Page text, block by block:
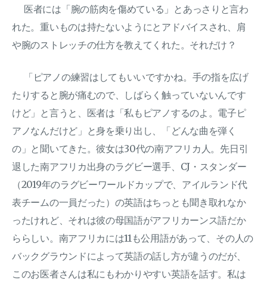
医者には「腕の筋肉を傷めている」とあっさりと言わ
れた。重いものは持たないようにとアドバイスされ、肩
や腕のストレッチの仕方を教えてくれた。それだけ？
「ピアノの練習はしてもいいですかね。手の指を広げ
たりすると腕が痛むので、しばらく触っていないんです
けど」と言うと、医者は「私もピアノするのよ。電子ピ
アノなんだけど」と身を乗り出し、「どんな曲を弾く
の」と聞いてきた。彼女は30代の南アフリカ人。先日引
退した南アフリカ出身のラグビー選手、CJ・スタンダー
（2019年のラグビーワールドカップで、アイルランド代
表チームの一員だった）の英語はちっとも聞き取れなか
ったけれど、それは彼の母国語がアフリカーンス語だか
ららしい。南アフリカには11も公用語があって、その人の
バックグラウンドによって英語の話し方が違うのだが、
このお医者さんは私にもわかりやすい英語を話す。私は